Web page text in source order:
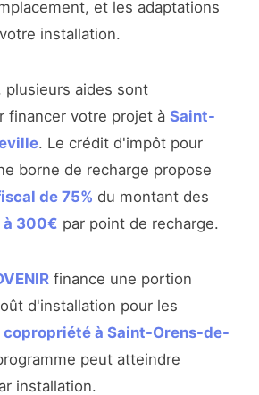
et les adaptations
installation.
plusieurs aides sont
financer votre projet à Saint-
. Le crédit d'impôt pour
borne de recharge propose
de 75% du montant des
à 300€ par point de recharge.
finance une portion
d'installation pour les
copropriété à Saint-Orens-de-
peut atteindre
installation.